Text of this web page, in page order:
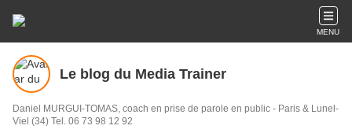
MENU
Le blog du Media Trainer
Daniel MURGUI-TOMAS, coach en prise de parole en public - Paris & Lunel-
Viel (34) Tel. 06 73 98 12 92